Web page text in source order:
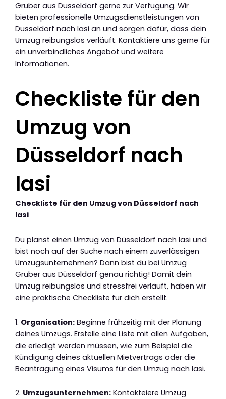
Gruber aus Düsseldorf gerne zur Verfügung. Wir
bieten professionelle Umzugsdienstleistungen von
Düsseldorf nach Iasi an und sorgen dafür, dass dein
Umzug reibungslos verläuft. Kontaktiere uns gerne für
ein unverbindliches Angebot und weitere
Informationen.
Checkliste für den
Umzug von
Düsseldorf nach
Iasi
Checkliste für den Umzug von Düsseldorf nach
Iasi
Du planst einen Umzug von Düsseldorf nach Iasi und
bist noch auf der Suche nach einem zuverlässigen
Umzugsunternehmen? Dann bist du bei Umzug
Gruber aus Düsseldorf genau richtig! Damit dein
Umzug reibungslos und stressfrei verläuft, haben wir
eine praktische Checkliste für dich erstellt.
1. Organisation: Beginne frühzeitig mit der Planung
deines Umzugs. Erstelle eine Liste mit allen Aufgaben,
die erledigt werden müssen, wie zum Beispiel die
Kündigung deines aktuellen Mietvertrags oder die
Beantragung eines Visums für den Umzug nach Iasi.
2. Umzugsunternehmen: Kontakteiere Umzug